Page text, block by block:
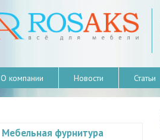
О компании Новости Статьи
Мебельная фурнитура